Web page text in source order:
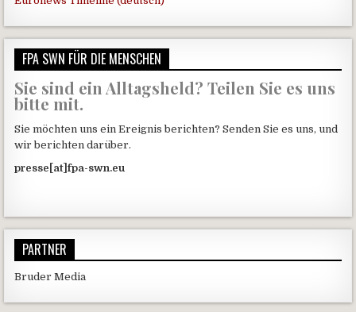
FPA SWN FÜR DIE MENSCHEN
Sie sind ein Alltagsheld? Teilen Sie es uns
bitte mit.
Sie möchten uns ein Ereignis berichten? Senden Sie es uns, und
wir berichten darüber.
presse[at]fpa-swn.eu
PARTNER
Bruder Media